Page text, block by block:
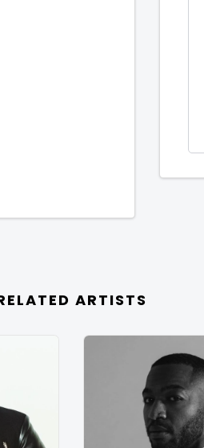
hem.
zijn eerste
zelf te
rapper.
Amsterdam en
mooiste volgens
met Richy
succes volle
in trance te
ARTISTS